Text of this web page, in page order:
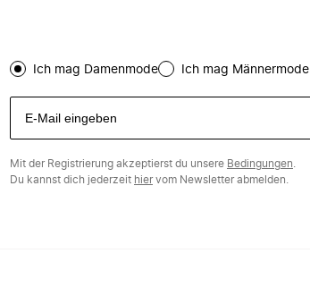
Ich mag Damenmode Ich mag Männermode
Mit der Registrierung akzeptierst du unsere Bedingungen
Du kannst dich jederzeit hiervom Newsletter abmelden.